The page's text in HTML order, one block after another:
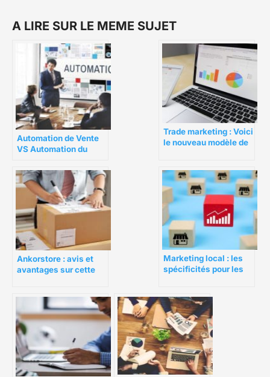
A LIRE SUR LE MEME SUJET
Automation de Vente
VS Automation du
différence ?
Trade marketing : Voici
le nouveau modèle de
Ankorstore : avis et
avantages sur cette
Marketing local : les
spécificités pour les